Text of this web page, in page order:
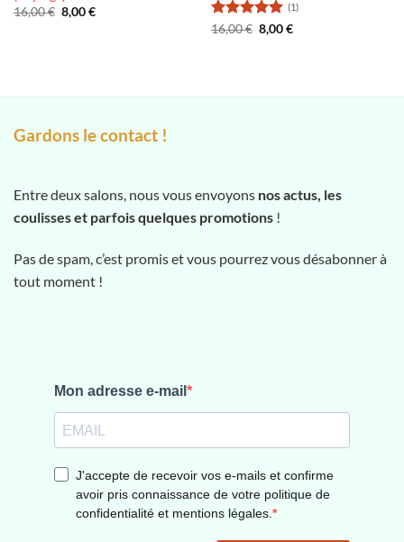
16,00€ Le
prix
8,00€Le
Note5 sur
(1)
16,00€ Le
prix
8,00€Le
Gardons le contact !
Entre deux salons, nous vous envoyons nos actus, les
coulisses et parfois quelques promotions !
Pas de spam, c’est promis et vous pourrez vous désabonner à
tout moment !